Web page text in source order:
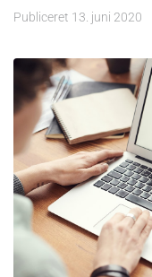
Publiceret 13. juni 2020